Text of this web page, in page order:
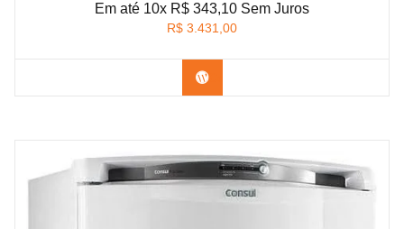
Em até 10x R$ 343,10 Sem Juros
R$ 3.431,00
Confira na Amazon